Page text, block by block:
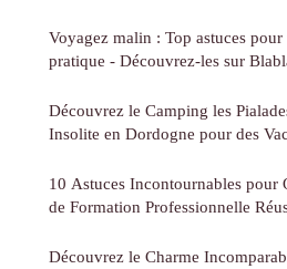
Voyagez malin : Top astuces
pratique - Découvrez-les sur
Découvrez le Camping les
Insolite en Dordogne pour des
10 Astuces Incontournables pour
de Formation Professionnelle
Découvrez le Charme